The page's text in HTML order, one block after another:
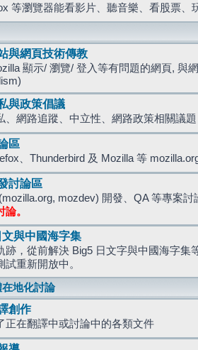
等瀏覽器能看影片、聽音樂、看股票、
與網頁技術傳教
顯示/ 瀏覽/ 登入等有問題的網頁, 與
與政策倡議
、網路追蹤、中立性、網路政策相關議題
區
、Thunderbird 及 Mozilla 等
討論區
mozdev) 開發、QA 等專案討
。
與中國海字集
跡，從前解決 Big5 日文字與中國海字集
試重新開放中。
地化討論
創作
正在翻譯中或討論中的各類文件